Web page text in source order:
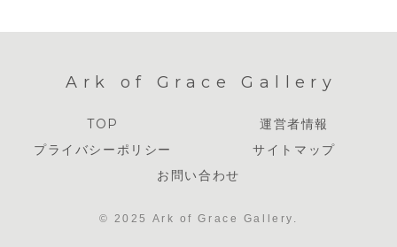
Ark of Grace Gallery
TOP
運営者情報
プライバシーポリシー
サイトマップ
お問い合わせ
© 2025 Ark of Grace Gallery.